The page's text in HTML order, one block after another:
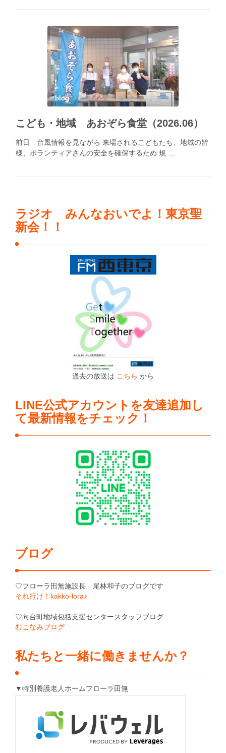
blog
こども・地域 あおぞら食堂（2026.06）
前日 台風情報を見ながら 来場されるこどもたち、地域の皆
様、ボランティアさんの安全を確保するため 規 …
ラジオ みんなおいでよ！東京聖
新会！！
過去の放送は こちら から
LINE公式アカウントを友達追加し
て最新情報をチェック！
ブログ
♡フローラ田無施設長 尾林和子のブログです
それ行け！kakko-lora♪
♡向台町地域包括支援センタースタッフブログ
むこなみブログ
私たちと一緒に働きませんか？
▼特別養護老人ホームフローラ田無